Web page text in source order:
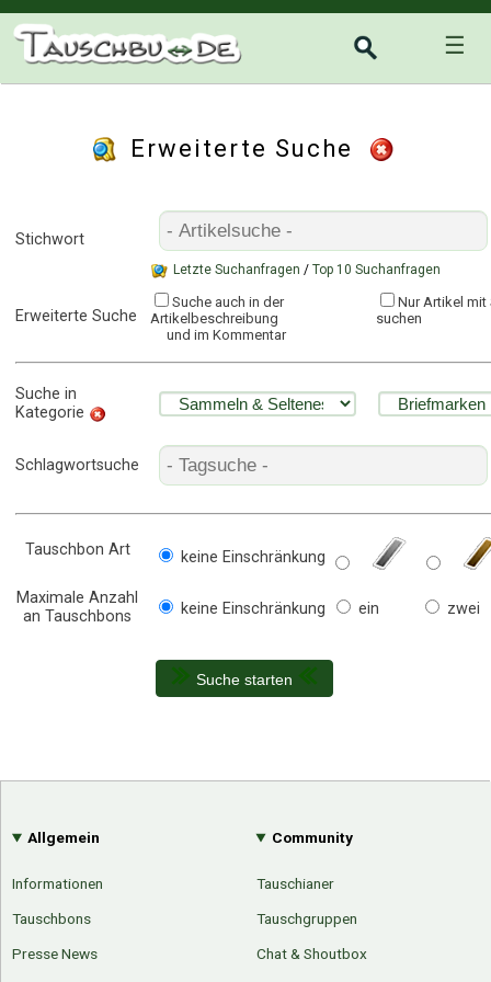
☰
Erweiterte Suche
Stichwort
Letzte Suchanfragen / Top 10 Suchanfragen
Erweiterte Suche
Suche auch in der
Artikelbeschreibung
und im Kommentar
Nur Artikel
suchen
Suche in
Kategorie
Schlagwortsuche
Tauschbon Art keine Einschränkung
Maximale Anzahl
an Tauschbons
keine Einschränkung ein zwei
Suche starten
Allgemein
Informationen
Tauschbons
Presse News
Community
Tauschianer
Tauschgruppen
Chat & Shoutbox